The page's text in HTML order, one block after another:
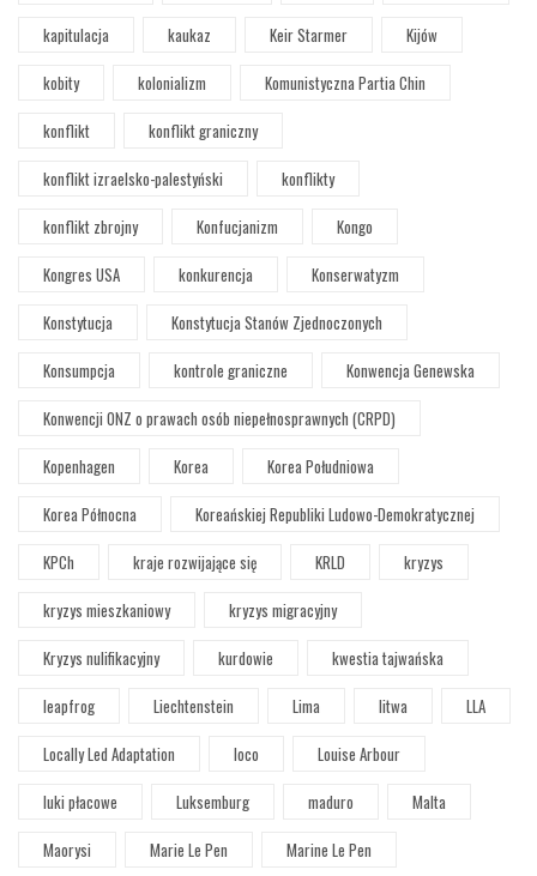
kapitulacja
kaukaz Keir Starmer
Kijów
kobity
kolonializm
Komunistyczna Partia Chin
konflikt
konflikt graniczny
konflikt izraelsko-palestyński
konflikty
konflikt zbrojny
Konfucjanizm
Kongo
Kongres USA
konkurencja
Konserwatyzm
Konstytucja
Konstytucja Stanów Zjednoczonych
Konsumpcja
kontrole graniczne
Konwencja Genewska
Konwencji ONZ o prawach osób niepełnosprawnych (CRPD)
Kopenhagen
Korea
Korea Południowa
Korea Północna
Koreańskiej Republiki Ludowo-Demokratycznej
KPCh
kraje rozwijające się KRLD
kryzys
kryzys mieszkaniowy
kryzys migracyjny
Kryzys nulifikacyjny
kurdowie
kwestia tajwańska
leapfrog
Liechtenstein Lima litwa
LLA
Locally Led Adaptation
loco
Louise Arbour
luki płacowe
Luksemburg maduro
Malta
Maorysi
Marie Le Pen
Marine Le Pen